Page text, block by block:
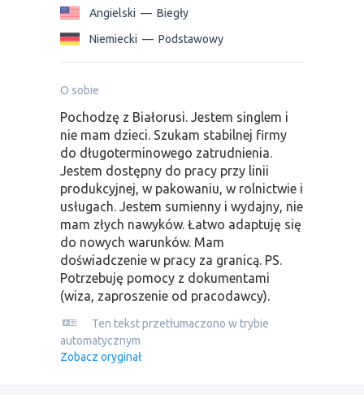
Angielski — Biegły
Niemiecki — Podstawowy
O sobie
Pochodzę z Białorusi. Jestem singlem i
nie mam dzieci. Szukam stabilnej firmy
do długoterminowego zatrudnienia.
Jestem dostępny do pracy przy linii
produkcyjnej, w pakowaniu, w rolnictwie i
usługach. Jestem sumienny i wydajny, nie
mam złych nawyków. Łatwo adaptuję się
do nowych warunków. Mam
doświadczenie w pracy za granicą. PS.
Potrzebuję pomocy z dokumentami
(wiza, zaproszenie od pracodawcy).
Ten tekst przetłumaczono w trybie
automatycznym
Zobacz oryginał